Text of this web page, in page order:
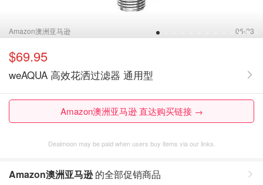
1 2 3 4 5 6 7 8 910111213
Amazon澳洲亚马逊 06-23
$69.95
weAQUA 高效花洒过滤器 通用型
Amazon澳洲亚马逊 直达购买链接 →
Dealmoon may be paid when users buy items via our links.
Amazon澳洲亚马逊的全部促销商品